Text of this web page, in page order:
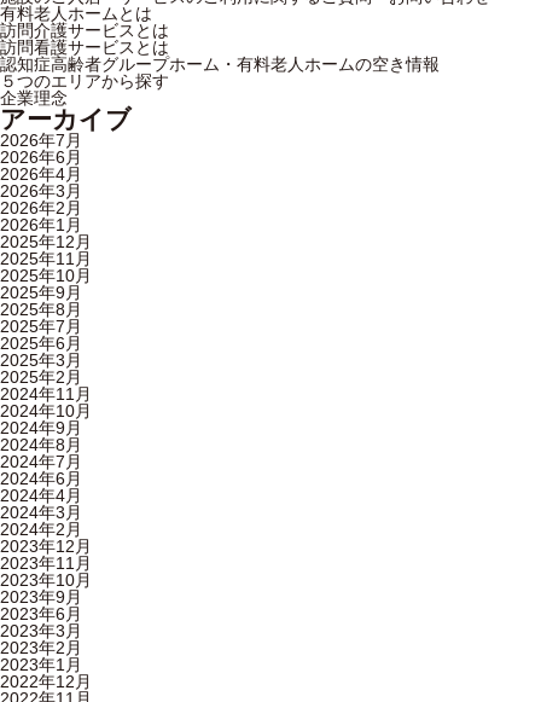
有料老人ホームとは
訪問介護サービスとは
訪問看護サービスとは
認知症高齢者グループホーム・有料老人ホームの空き情報
５つのエリアから探す
企業理念
アーカイブ
2026年7月
2026年6月
2026年4月
2026年3月
2026年2月
2026年1月
2025年12月
2025年11月
2025年10月
2025年9月
2025年8月
2025年7月
2025年6月
2025年3月
2025年2月
2024年11月
2024年10月
2024年9月
2024年8月
2024年7月
2024年6月
2024年4月
2024年3月
2024年2月
2023年12月
2023年11月
2023年10月
2023年9月
2023年6月
2023年3月
2023年2月
2023年1月
2022年12月
2022年11月